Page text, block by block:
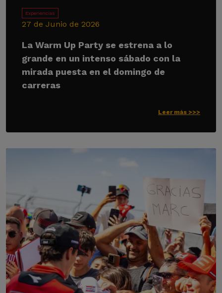
Experiencias
27 de Junio de 2026
La Warm Up Party se estrena a lo
grande en un intenso sábado con la
mirada puesta en el domingo de
carreras
Leer más >>>